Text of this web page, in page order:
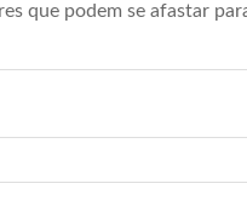
que podem se afastar